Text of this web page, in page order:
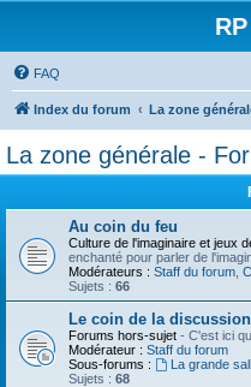
FAQ
Index du forum La zone
La zone générale -
Au coin du feu
Culture de l'imaginaire et jeux
enchanté pour parler de
Modérateurs : Staff du forum
Sujets : 66
Le coin de la discussion
Forums hors-sujet - C'est ici
Modérateur : Staff du forum
Sous-forums :
La grande
Sujets : 68